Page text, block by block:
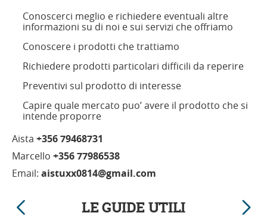
Conoscerci meglio e richiedere eventuali altre
informazioni su di noi e sui servizi che offriamo
Conoscere i prodotti che trattiamo
Richiedere prodotti particolari difficili da reperire
Preventivi sul prodotto di interesse
Capire quale mercato puo’ avere il prodotto che si
intende proporre
Aista +356 79468731
Marcello +356 77986538
Email: aistuxx0814@gmail.com
LE GUIDE UTILI